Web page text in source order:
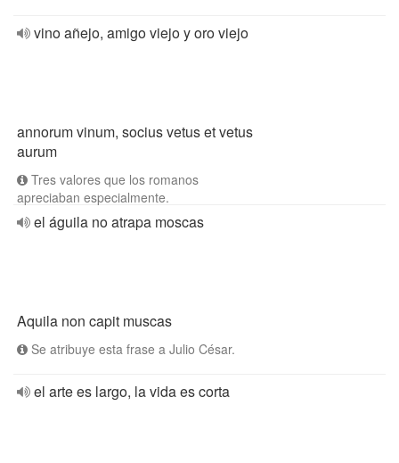
vino añejo, amigo viejo y oro viejo
annorum vinum, socius vetus et vetus
aurum
Tres valores que los romanos
apreciaban especialmente.
el águila no atrapa moscas
Aquila non capit muscas
Se atribuye esta frase a Julio César.
el arte es largo, la vida es corta